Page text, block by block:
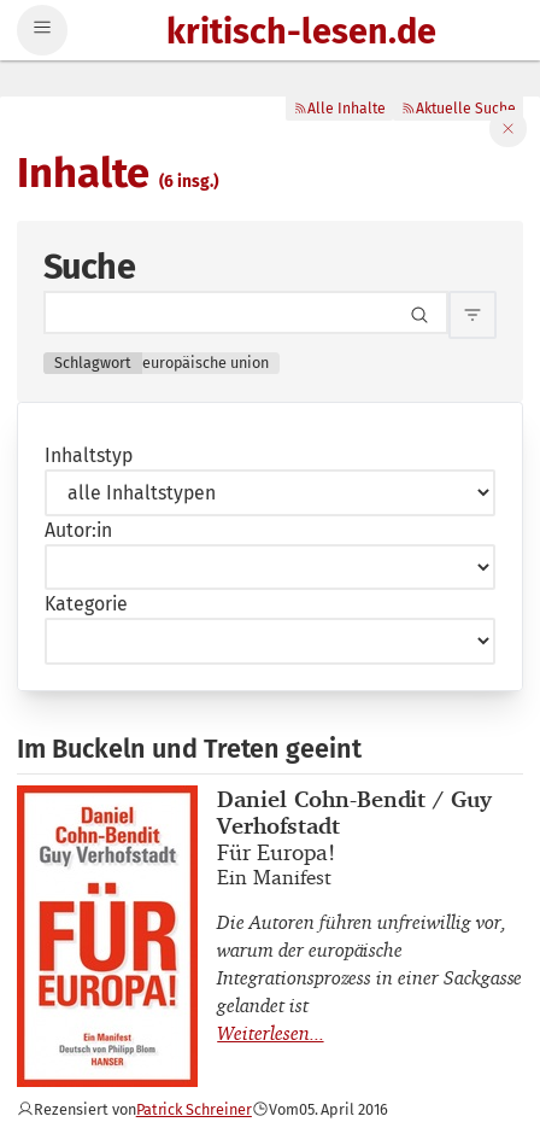
kritisch-lesen.de
Inhalte(6 insg.)
Alle Inhalte Aktuelle Suche
Suche
Schlagwort europäische union
Inhaltstyp
Autor:in
Kategorie
Im Buckeln und Treten geeint
Buchautor_innen
Daniel Cohn-Bendit / Guy
Verhofstadt
Buchtitel
Für Europa!
Buchuntertitel
Ein Manifest
Die Autoren führen unfreiwillig vor,
warum der europäische
Integrationsprozess in einer Sackgasse
gelandet ist
Rezensiert vonPatrick Schreiner Vom05. April 2016